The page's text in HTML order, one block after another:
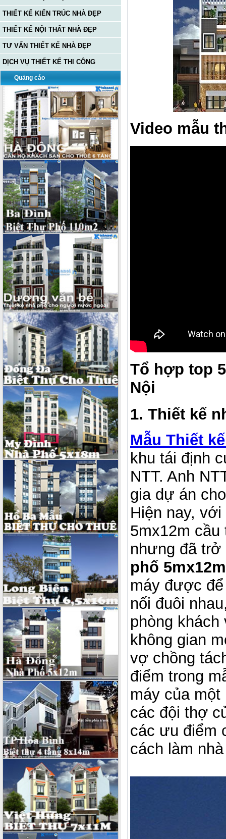
THIẾT KẾ KIẾN TRÚC NHÀ ĐẸP
THIẾT KẾ NỘI THẤT NHÀ ĐẸP
TƯ VẤN THIẾT KẾ NHÀ ĐẸP
DỊCH VỤ THIẾT KẾ THI CÔNG
Quảng cáo
Video mẫu
Tổ hợp top
Nội
1. Thiết kế
Mẫu Thiết
khu tái định
NTT. Anh
gia dự án
Hiện nay,
5mx12m
nhưng đã trở
phố
máy được
nối đuôi
phòng
không gian
vợ chồng
điểm trong
máy của
các đội thợ
các ưu điểm
cách làm